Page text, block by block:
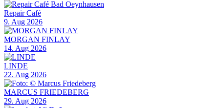
Repair Café
9. Aug 2026
MORGAN FINLAY
14. Aug 2026
LINDE
22. Aug 2026
MARCUS FRIEDEBERG
29. Aug 2026